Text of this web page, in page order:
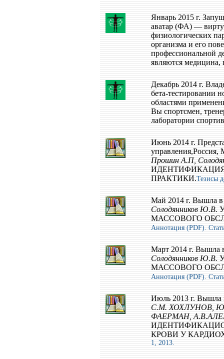
Январь 2015 г.
аватар (ФА) —
физиологических
организма и его
профессиональной
являются медицина,
Декабрь 2014 г.
бета-тестировании
областями
Вы спортсмен,
лаборатории
Июнь 2014 г.
Прошин А.П,
ПРАКТИКИ.Тезисы
Май 2014 г. Вышла в
Солодянников Ю.В.
МАССОВОГО
Аннотация (PDF).
Март 2014 г. Вышла
Солодянников Ю.В.
МАССОВОГО
Аннотация (PDF).
Июль 2013 г. Вышла
С.М. ХОХЛУНОВ,
ФАЕРМАН,
КРОВИ У
1, 2013.